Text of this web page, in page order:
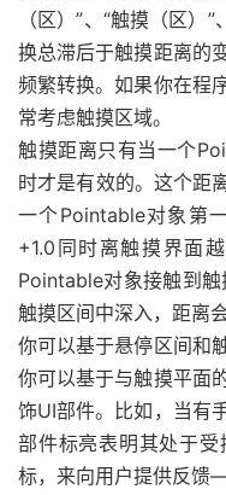
（区）”、“触摸（区）
换总滞后于触摸距离的
频繁转换。如果你在程
常考虑触摸区域。
触摸距离只有当一个
时才是有效的。这个距
一个Pointable对象第
+1.0同时离触摸界面
Pointable对象接触到
触摸区间中深入，距离
你可以基于悬停区间和
你可以基于与触摸平面
饰UI部件。比如，当有
部件标亮表明其处于
标，来向用户提供反馈